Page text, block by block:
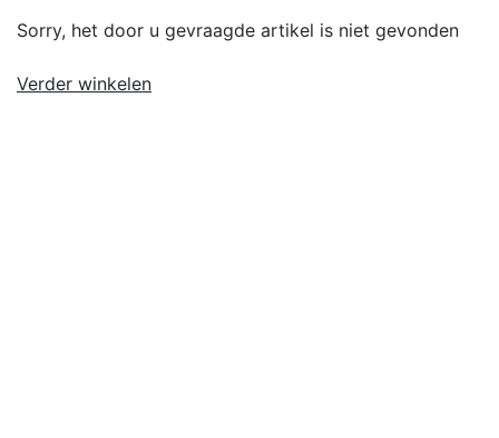
Sorry, het door u gevraagde artikel is niet gevonden
Verder winkelen